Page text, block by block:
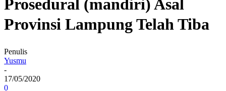
Prosedural (mandiri) Asal
Provinsi Lampung Telah Tiba
Penulis
Yusmu
-
17/05/2020
0